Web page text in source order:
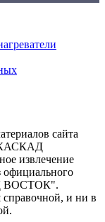
сайта
извлечение
ВОСТОК".
справочной, и ни в